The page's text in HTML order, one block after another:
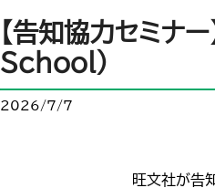
【告知協力セミナ
School）
2026/7/7
旺文社が告